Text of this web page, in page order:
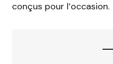
conçus pour l’occasion.